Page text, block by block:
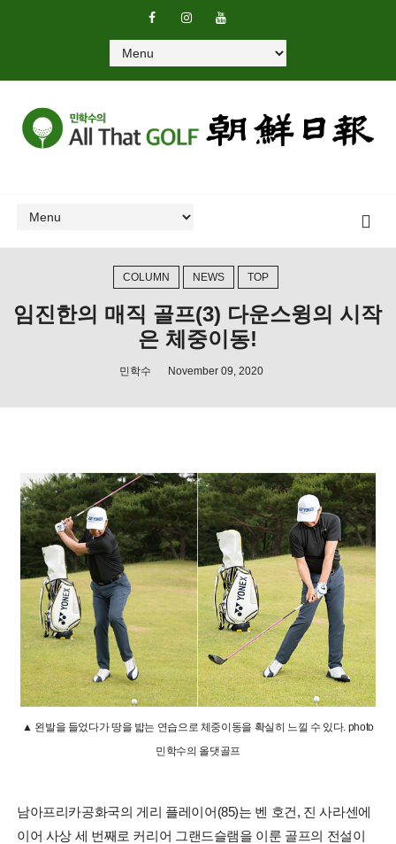
COLUMN NEWS TOP
임진한의 매직 골프(3) 다운스윙의 시작
은 체중이동!
민학수 November 09, 2020
▲ 왼발을 들었다가 땅을 밟는 연습으로 체중이동을 확실히 느낄 수 있다. photo
민학수의 올댓골프
남아프리카공화국의 게리 플레이어(85)는 벤 호건, 진 사라센에
이어 사상 세 번째로 커리어 그랜드슬램을 이룬 골프의 전설이